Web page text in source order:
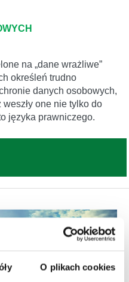
O plikach cookies
na „dane wrażliwe”
określeń trudno
danych osobowych,
one nie tylko do
języka prawniczego.